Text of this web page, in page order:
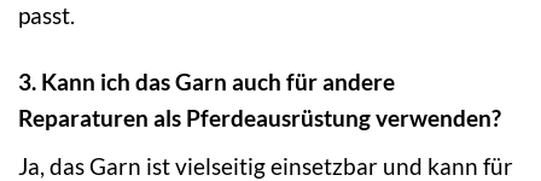
passt.
3. Kann ich das Garn auch für andere
Reparaturen als Pferdeausrüstung verwenden?
Ja, das Garn ist vielseitig einsetzbar und kann für